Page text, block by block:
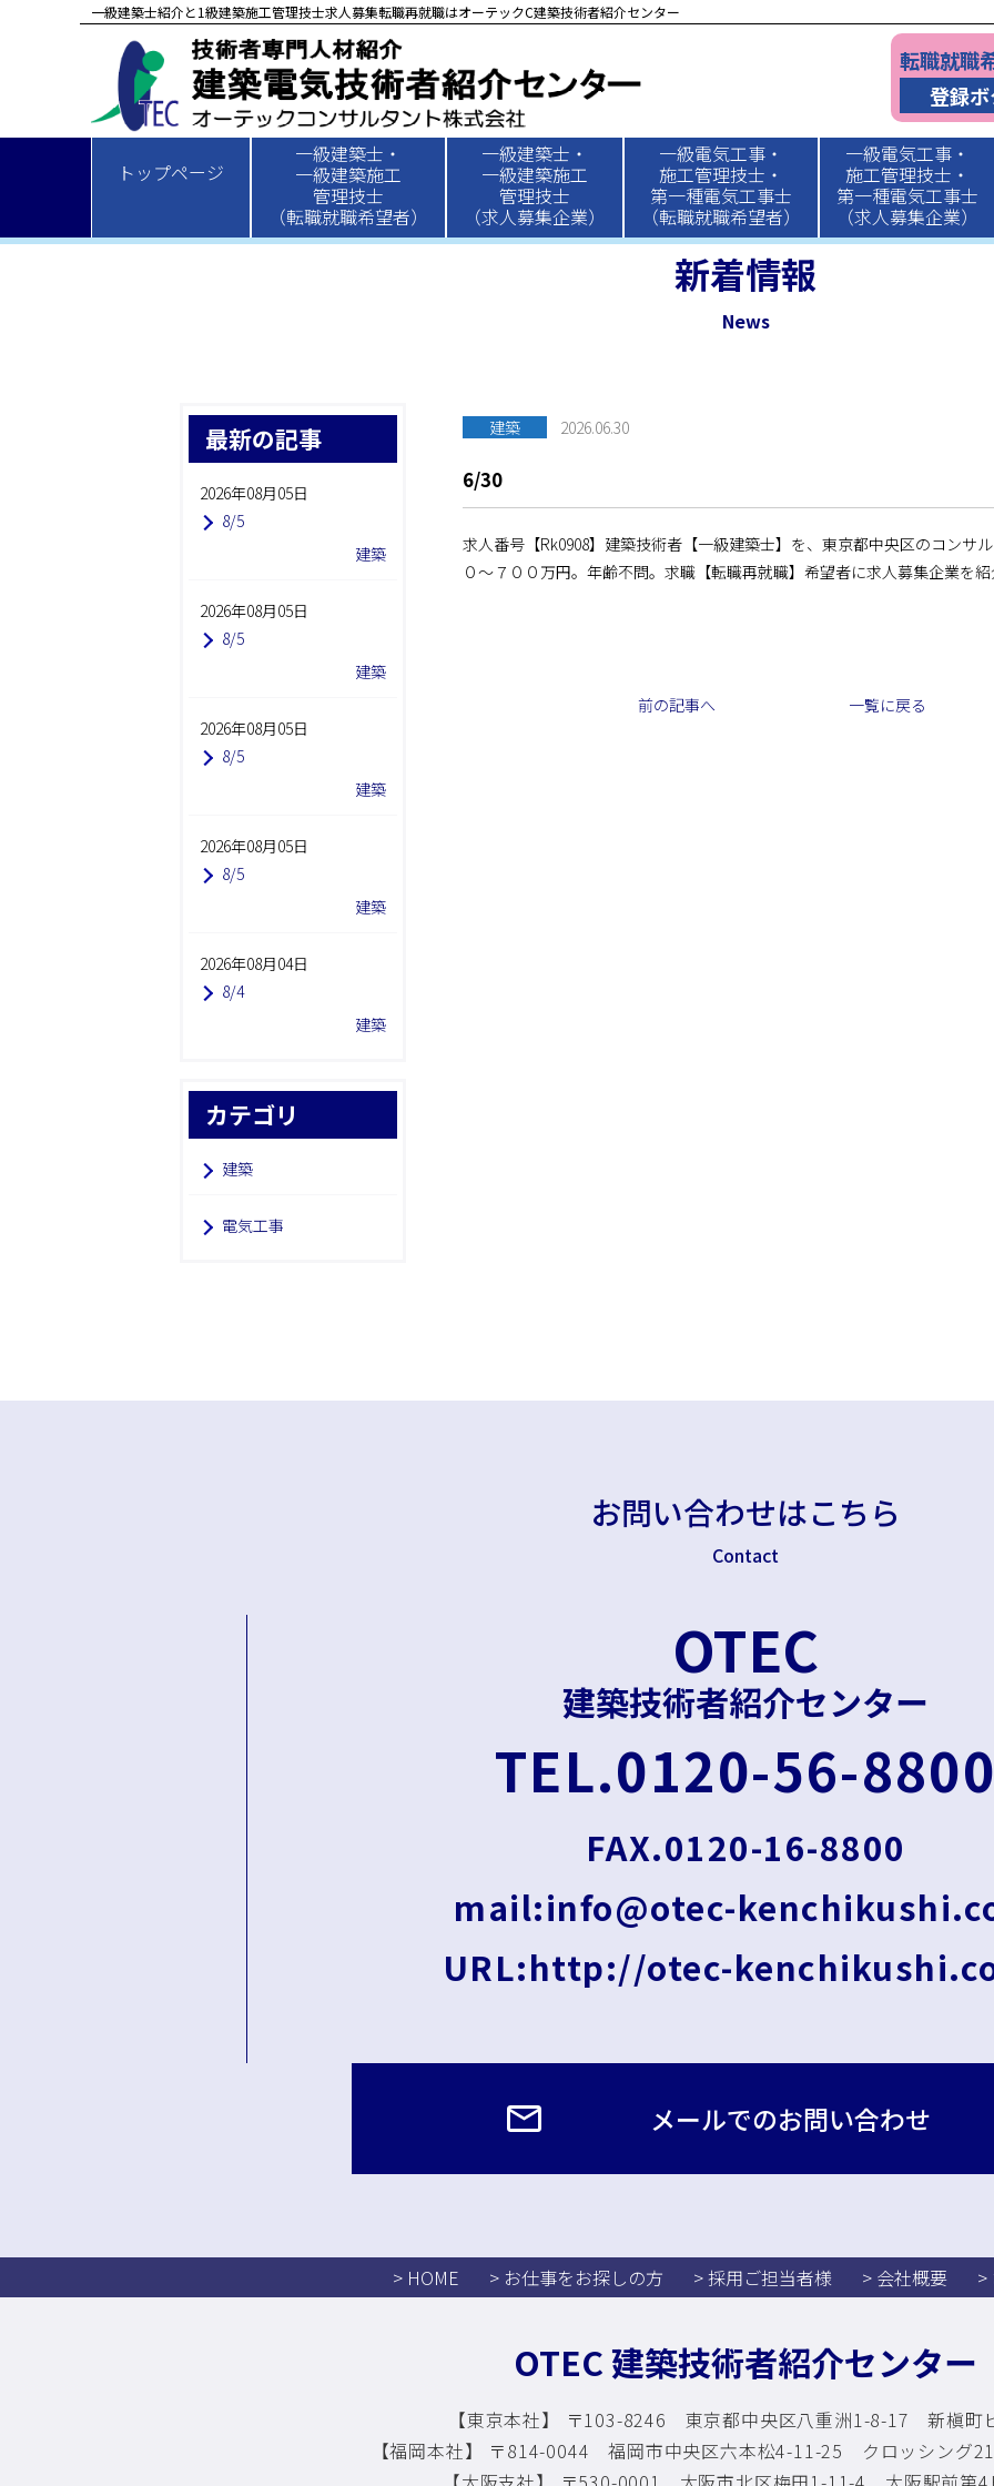
一級建築士紹介と1級建築施工管理技士求人募集転職再就職はオーテックC建築技術者紹介センター
転職就職
登録
トップページ
一級建築士・
一級建築施工
管理技士
（転職就職希望者）
一級建築士・
一級建築施工
管理技士
（求人募集企業）
一級電気工事・
施工管理技士・
第一種電気工事士
（転職就職希望者）
一級電気工事・
施工管理技士・
第一種電気工事士
（求人募集企業）
HOME 新着情報 > 6/30
新着情報
News
建築 2026.06.30
6/30
求人番号【Rk0908】建築技術者【一級建築士】を、東京都中央区のコンサ
０～７００万円。年齢不問。求職【転職再就職】希望者に求人募集企業を紹
前の記事へ 一覧に戻る
最新の記事
2026年08月05日
8/5
建築
2026年08月05日
8/5
建築
2026年08月05日
8/5
建築
2026年08月05日
8/5
建築
2026年08月04日
8/4
建築
カテゴリ
建築
電気工事
お問い合わせはこちら
Contact
OTEC
建築技術者紹介センター
TEL.0120-56-8800
FAX.0120-16-8800
mail:info@otec-
URL:http://otec-
メールでのお問い合わせ
> HOME > お仕事をお探しの方 > 採用ご担当者様 > 会社概要 >
OTEC 建築技術者紹介センター
【東京本社】 〒103-8246 東京都中央区八重洲1-8-17新槇町
【福岡本社】 〒814-0044 福岡市中央区六本松4-11-25 クロッシング